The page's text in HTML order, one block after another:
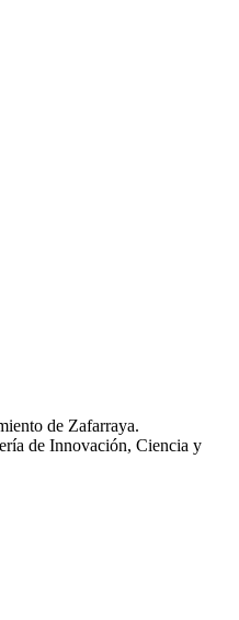
de Zafarraya.
de Innovación, Ciencia y